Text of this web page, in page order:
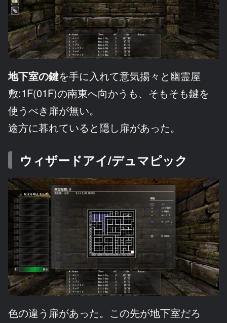
地下室の鍵を手に入れて意気揚々と幽霊屋
敷:1F(01F)の南東へ向かうも、そもそも鍵を
使うべき扉が無い。
途方に暮れていると隠し扉があった。
ウィザードアイ/デュマピック
色の違う扉があった。この先が地下室だろ